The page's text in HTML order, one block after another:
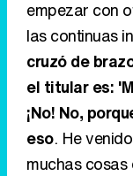
empezar con
las continuas
cruzó de
el titular es:
¡No! No,
eso. He
muchas